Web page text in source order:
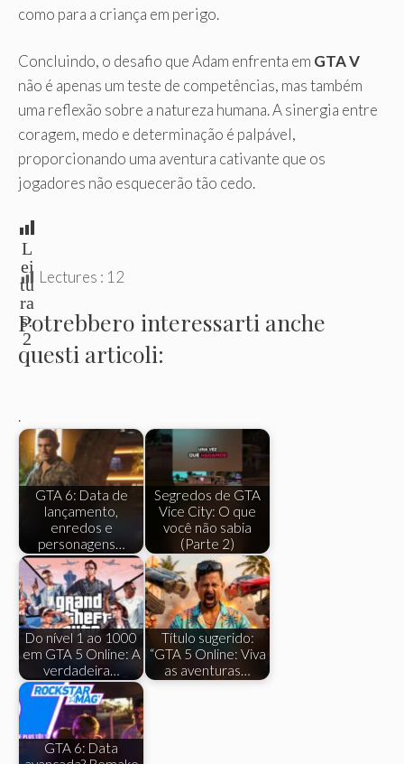
como para a criança em perigo.
Concluindo, o desafio que Adam enfrenta em GTA V
não é apenas um teste de competências, mas também
uma reflexão sobre a natureza humana. A sinergia entre
coragem, medo e determinação é palpável,
proporcionando uma aventura cativante que os
jogadores não esquecerão tão cedo.
L
ei
tu
ra
s:
2
Lectures : 12
Potrebbero interessarti anche
questi articoli:
.
GTA 6: Data de
lançamento,
enredos e
personagens…
Segredos de GTA
Vice City: O que
você não sabia
(Parte 2)
Do nível 1 ao 1000
em GTA 5 Online: A
verdadeira…
Título sugerido:
“GTA 5 Online: Viva
as aventuras…
GTA 6: Data